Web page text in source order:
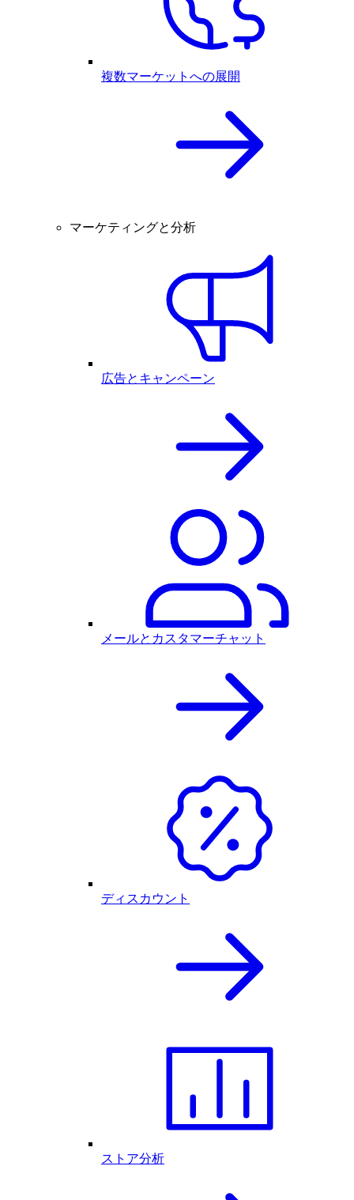
複数マーケットへの展開
マーケティングと分析
広告とキャンペーン
メールとカスタマーチャット
ディスカウント
ストア分析